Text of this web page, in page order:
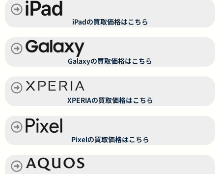
iPadの買取価格はこちら
Galaxyの買取価格はこちら
XPERIAの買取価格はこちら
Pixelの買取価格はこちら